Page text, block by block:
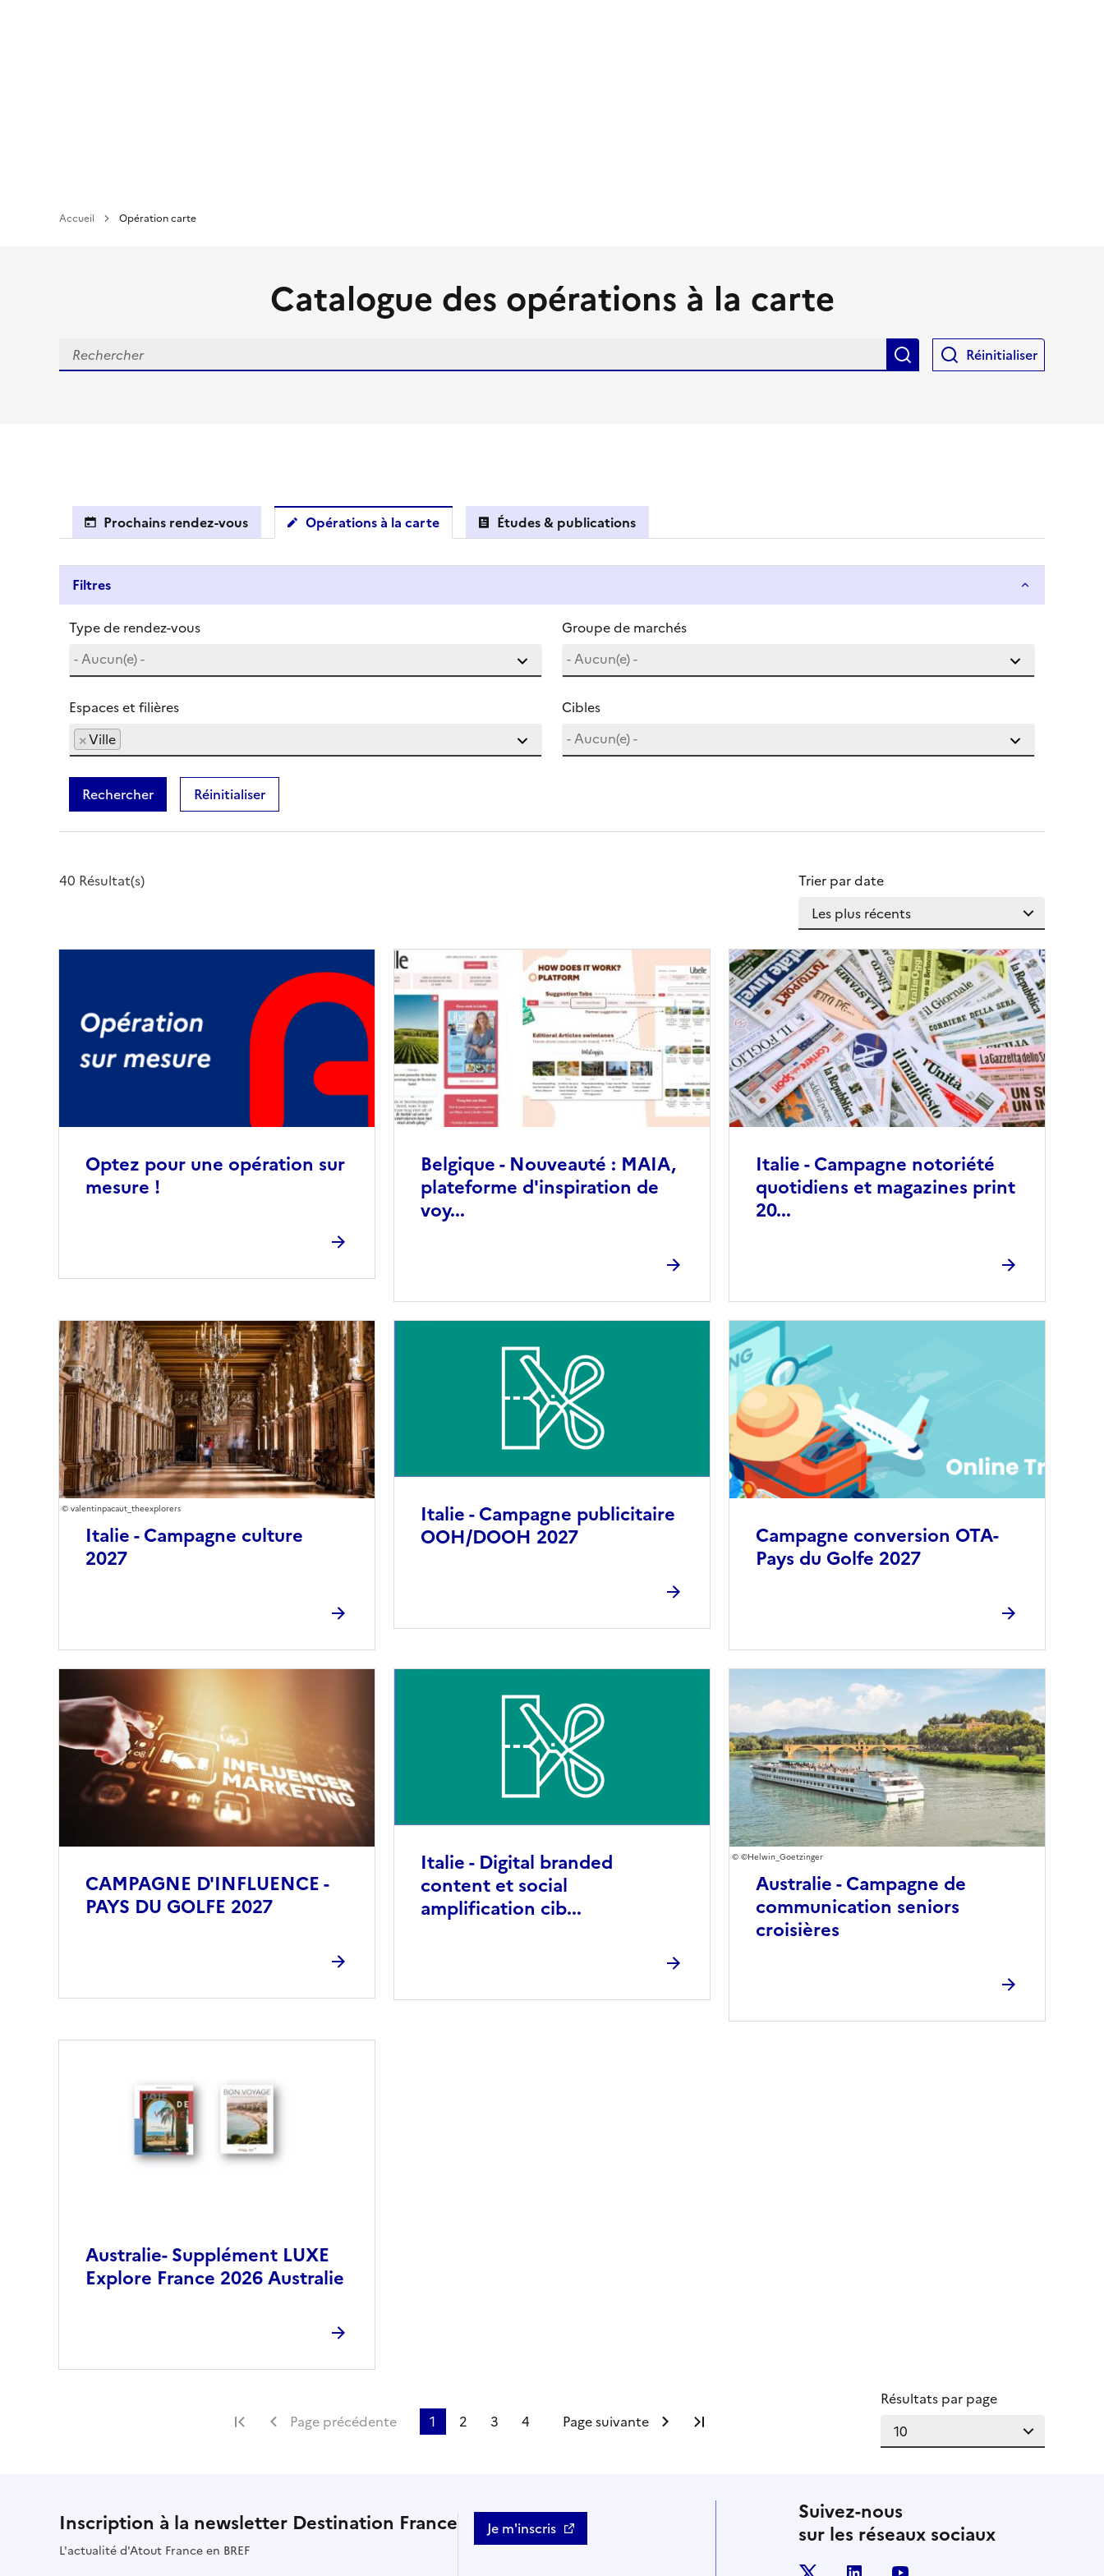
Accueil Opération carte
Catalogue des opérations à la carte
RechercherRéinitialiser
Prochains rendez-vous Opérations à la carte Études & publications
Filtres
Type de rendez-vous Groupe de marchés
Espaces et filières
×Ville
Cibles
Rechercher Réinitialiser
40 Résultat(s) Trier par date
Optez pour une opération sur
mesure !
Belgique - Nouveauté : MAIA,
plateforme d'inspiration de
voy...
Italie - Campagne notoriété
quotidiens et magazines print
20...
Italie - Campagne culture
2027
valentinpacaut_theexplorers
Italie - Campagne publicitaire
OOH/DOOH 2027
Campagne conversion OTA-
Pays du Golfe 2027
CAMPAGNE D'INFLUENCE -
PAYS DU GOLFE 2027
Italie - Digital branded
content et social
amplification cib...
Australie - Campagne de
communication seniors
croisières
©Helwin_Goetzinger
Australie- Supplément LUXE
Explore France 2026 Australie
Première page
Page précédente 1 2 3 4 Page suivante
Résultats par page
Inscription à la newsletter Destination France
L'actualité d'Atout France en BREF
Je m'inscris
Suivez-nous
sur les réseaux sociaux